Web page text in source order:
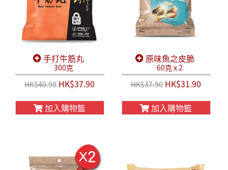
手打牛筋丸
300克
HK$40.90HK$37.90
加入購物籃
原味魚之皮脆
60克 x 2
HK$37.90HK$31.90
加入購物籃